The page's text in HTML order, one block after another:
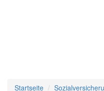
Startseite